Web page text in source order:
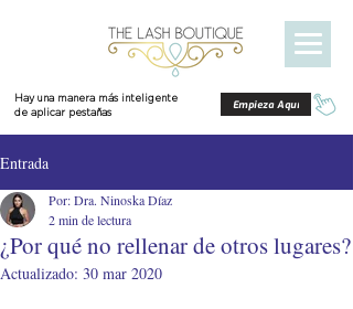
Hay una manera más inteligente
de aplicar pestañas
Empieza Aquí
Entrada
¿Por qué no rellenar de otros lugares?
Por: Dra. Ninoska Díaz
2 min de lectura
Actualizado: 30 mar 2020